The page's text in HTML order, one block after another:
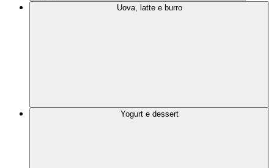
Uova, latte e burro
Yogurt e dessert